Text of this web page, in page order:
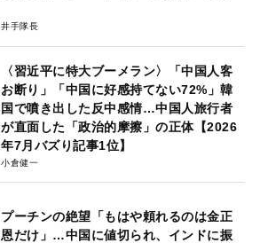
井手隊長
〈習近平に特大ブーメラン〉「中国人客
お断り」「中国に好感持てない72%」韓
国で噴き出した反中感情…中国人旅行者
が直面した「政治的摩擦」の正体【2026
年7月バズり記事1位】
小倉健一
プーチンの絶望「もはや頼れるのは金正
恩だけ」…中国に値切られ、インドに振